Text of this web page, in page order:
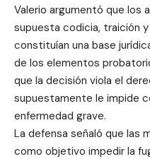
Valerio argumentó que los
supuesta codicia, traición
constituían una base
de los elementos
que la decisión viola el
supuestamente le impide
enfermedad grave.
La defensa señaló que las
como objetivo impedir la